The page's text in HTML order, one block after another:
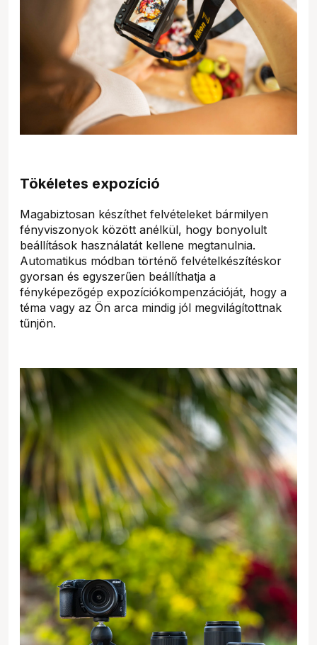
Tökéletes expozíció
Magabiztosan készíthet felvételeket bármilyen
fényviszonyok között anélkül, hogy bonyolult
beállítások használatát kellene megtanulnia.
Automatikus módban történő felvételkészítéskor
gyorsan és egyszerűen beállíthatja a
fényképezőgép expozíciókompenzációját, hogy a
téma vagy az Ön arca mindig jól megvilágítottnak
tűnjön.